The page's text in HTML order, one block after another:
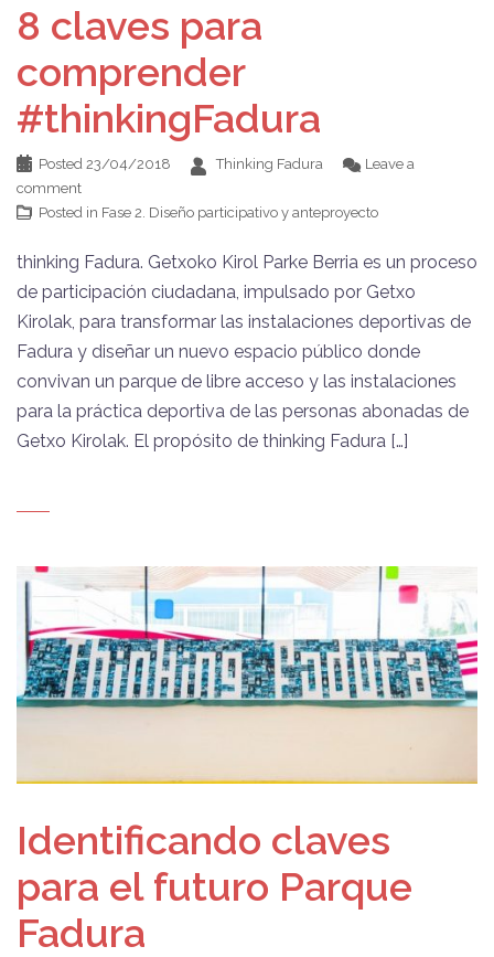
8 claves para
comprender
#thinkingFadura
Posted 23/04/2018 Thinking Fadura
Leave a
comment
Posted in Fase 2. Diseño participativo y anteproyecto
thinking Fadura. Getxoko Kirol Parke Berria es un proceso
de participación ciudadana, impulsado por Getxo
Kirolak, para transformar las instalaciones deportivas de
Fadura y diseñar un nuevo espacio público donde
convivan un parque de libre acceso y las instalaciones
para la práctica deportiva de las personas abonadas de
Getxo Kirolak. El propósito de thinking Fadura […]
Identificando claves
para el futuro Parque
Fadura